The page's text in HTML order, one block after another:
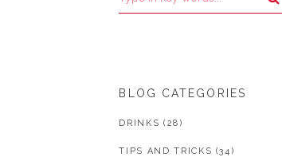
BLOG CATEGORIES
DRINKS (28)
TIPS AND TRICKS (34)